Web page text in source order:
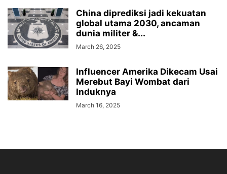
China diprediksi jadi kekuatan
global utama 2030, ancaman
dunia militer &...
March 26, 2025
Influencer Amerika Dikecam Usai
Merebut Bayi Wombat dari
Induknya
March 16, 2025